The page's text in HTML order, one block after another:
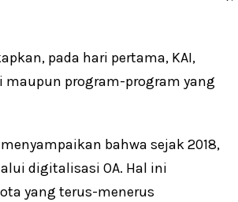
pada hari pertama, KAI,
maupun program-program yang
bahwa sejak 2018,
digitalisasi OA. Hal ini
yang terus-menerus